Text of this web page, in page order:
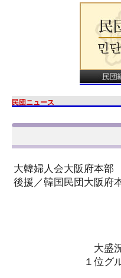
民団ニュース
大韓婦人会大阪府本部
後援／韓国民団大阪府
卓球部創
「韓日親
9月11日、
大盛況 ! 過去
１位グループ１